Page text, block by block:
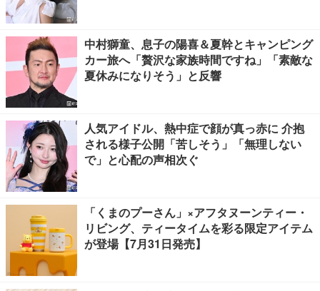
中村獅童、息子の陽喜＆夏幹とキャンピング
カー旅へ「贅沢な家族時間ですね」「素敵な
夏休みになりそう」と反響
人気アイドル、熱中症で顔が真っ赤に 介抱
される様子公開「苦しそう」「無理しない
で」と心配の声相次ぐ
「くまのプーさん」×アフタヌーンティー・
リビング、ティータイムを彩る限定アイテム
が登場【7月31日発売】